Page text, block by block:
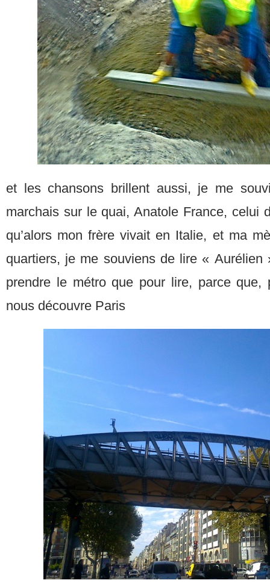
et les chansons brillent aussi, je me
marchais sur le quai, Anatole France, celui
qu’alors mon frère vivait en Italie, et ma
quartiers, je me souviens de lire «
prendre le métro que pour lire, parce
nous découvre Paris